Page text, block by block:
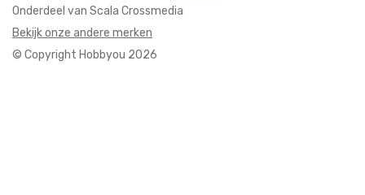
© Copyright Hobbyou 2026
Onderdeel van Scala Crossmedia
Bekijk onze andere merken